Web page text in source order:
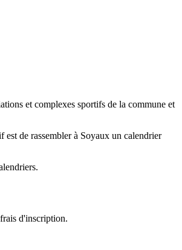
et complexes sportifs de la commune et
de rassembler à Soyaux un calendrier
d'inscription.